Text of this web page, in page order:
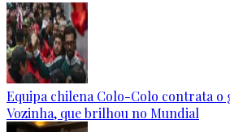
Equipa chilena Colo-Colo contrata o
Vozinha, que brilhou no Mundial